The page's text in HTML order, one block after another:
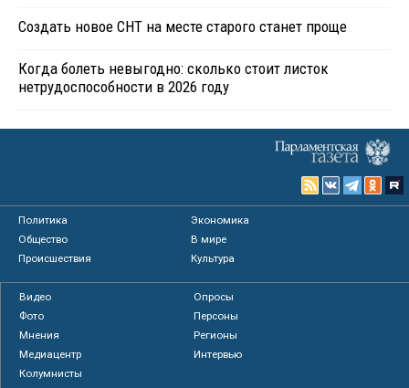
Создать новое СНТ на месте старого станет проще
Когда болеть невыгодно: сколько стоит листок
нетрудоспособности в 2026 году
Политика
Экономика
Общество
В мире
Происшествия
Культура
Видео
Опросы
Фото
Персоны
Мнения
Регионы
Медиацентр
Интервью
Колумнисты